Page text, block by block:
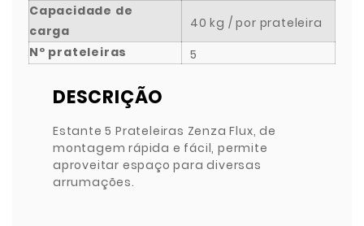
Capacidade de
carga
40 kg / por prateleira
Nº prateleiras
5
DESCRIÇÃO
Estante 5 Prateleiras Zenza Flux, de
montagem rápida e fácil, permite
aproveitar espaço para diversas
arrumações.